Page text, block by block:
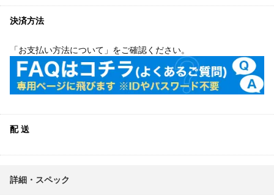
決済方法
「お支払い方法について」をご確認ください。
配 送
詳細・スペック